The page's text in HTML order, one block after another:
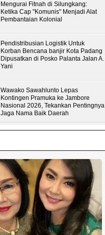
Mengurai Fitnah di Silungkang:
Ketika Cap "Komunis" Menjadi Alat
Pembantaian Kolonial
Pendistribusian Logistik Untuk
Korban Bencana banjir Kota Padang
Dipusatkan di Posko Palanta Jalan A.
Yani
Wawako Sawahlunto Lepas
Kontingen Pramuka ke Jambore
Nasional 2026, Tekankan Pentingnya
Jaga Nama Baik Daerah